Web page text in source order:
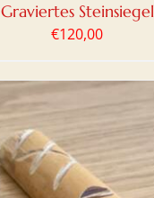
Graviertes Steinsiegel
€120,00